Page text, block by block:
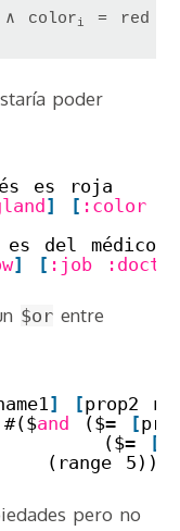
∧ colori
poder
es roja
] [ :color
del médico
] [ :job
$or entre
] [prop2
#($and ($= [
($=
[
(range 5))))
pero no